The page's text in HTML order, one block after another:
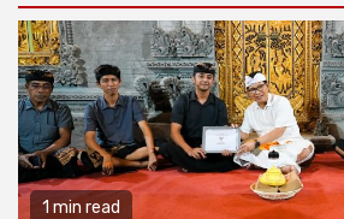
1 min read